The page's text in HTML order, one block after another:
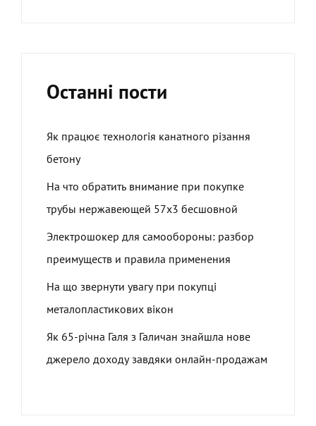
Останні пости
Як працює технологія канатного різання
бетону
На что обратить внимание при покупке
трубы нержавеющей 57х3 бесшовной
Электрошокер для самообороны: разбор
преимуществ и правила применения
На що звернути увагу при покупці
металопластикових вікон
Як 65-річна Галя з Галичан знайшла нове
джерело доходу завдяки онлайн-продажам